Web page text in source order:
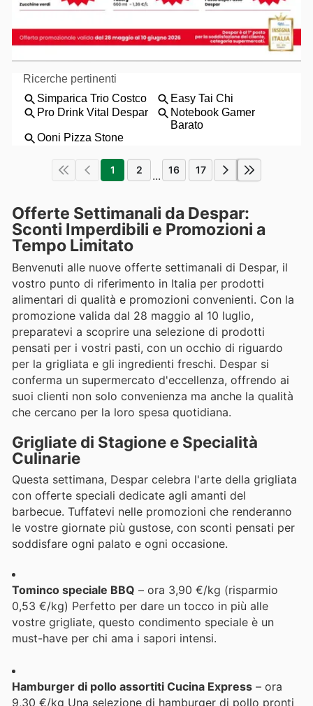
1 2 ... 16 17
Offerte Settimanali da Despar:
Sconti Imperdibili e Promozioni a
Tempo Limitato
Benvenuti alle nuove offerte settimanali di Despar, il
vostro punto di riferimento in Italia per prodotti
alimentari di qualità e promozioni convenienti. Con la
promozione valida dal 28 maggio al 10 luglio,
preparatevi a scoprire una selezione di prodotti
pensati per i vostri pasti, con un occhio di riguardo
per la grigliata e gli ingredienti freschi. Despar si
conferma un supermercato d'eccellenza, offrendo ai
suoi clienti non solo convenienza ma anche la qualità
che cercano per la loro spesa quotidiana.
Grigliate di Stagione e Specialità
Culinarie
Questa settimana, Despar celebra l'arte della grigliata
con offerte speciali dedicate agli amanti del
barbecue. Tuffatevi nelle promozioni che renderanno
le vostre giornate più gustose, con sconti pensati per
soddisfare ogni palato e ogni occasione.
Tominco speciale BBQ – ora 3,90 €/kg (risparmio
0,53 €/kg) Perfetto per dare un tocco in più alle
vostre grigliate, questo condimento speciale è un
must-have per chi ama i sapori intensi.
Hamburger di pollo assortiti Cucina Express – ora
9,30 €/kg Una selezione di hamburger di pollo pronti